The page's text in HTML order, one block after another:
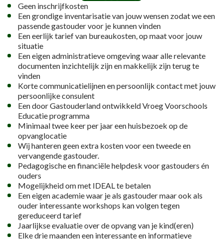
Geen inschrijfkosten
Een grondige inventarisatie van jouw wensen zodat we een
passende gastouder voor je kunnen vinden
Een eerlijk tarief van bureaukosten, op maat voor jouw
situatie
Een eigen administratieve omgeving waar alle relevante
documenten inzichtelijk zijn en makkelijk zijn terug te
vinden
Korte communicatielijnen en persoonlijk contact met jouw
persoonlijke consulent
Een door Gastouderland ontwikkeld Vroeg Voorschools
Educatie programma
Minimaal twee keer per jaar een huisbezoek op de
opvanglocatie
Wij hanteren geen extra kosten voor een tweede en
vervangende gastouder.
Pedagogische en financiële helpdesk voor gastouders én
ouders
Mogelijkheid om met IDEAL te betalen
Een eigen academie waar je als gastouder maar ook als
ouder interessante workshops kan volgen tegen
gereduceerd tarief
Jaarlijkse evaluatie over de opvang van je kind(eren)
Elke drie maanden een interessante en informatieve